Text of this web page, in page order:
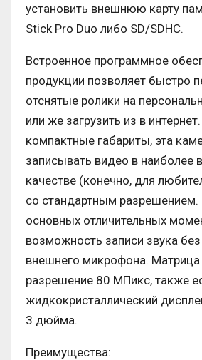
установить внешнюю карту
Stick Pro Duo либо SD/SDHC.
Встроенное программное
продукции позволяет быстро
отснятые ролики на
или же загрузить из в
компактные габариты, эта
записывать видео в наиболее
качестве (конечно, для
со стандартным
основных отличительных
возможность записи звука
внешнего микрофона. Матрица
разрешение 80 МПикс, также
жидкокристаллический
3 дюйма.
Преимущества: